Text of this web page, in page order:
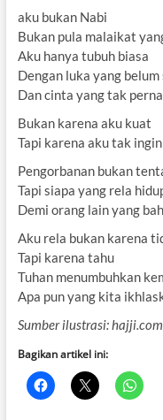
aku bukan Nabi
Bukan pula malaikat
Aku hanya tubuh biasa
Dengan luka yang
Dan cinta yang tak
Bukan karena aku kuat
Tapi karena aku tak
Pengorbanan bukan
Tapi siapa yang rela
Demi orang lain yang
Aku rela bukan karena
Tapi karena tahu
Tuhan menumbuhkan
Apa pun yang kita
Sumber ilustrasi:
Bagikan artikel ini: